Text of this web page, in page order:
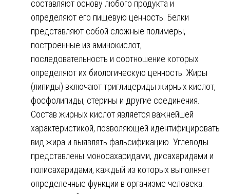
составляют основу любого продукта и
определяют его пищевую ценность. Белки
представляют собой сложные полимеры,
построенные из аминокислот,
последовательность и соотношение которых
определяют их биологическую ценность. Жиры
(липиды) включают триглицериды жирных кислот,
фосфолипиды, стерины и другие соединения.
Состав жирных кислот является важнейшей
характеристикой, позволяющей идентифицировать
вид жира и выявлять фальсификацию. Углеводы
представлены моносахаридами, дисахаридами и
полисахаридами, каждый из которых выполняет
определенные функции в организме человека.